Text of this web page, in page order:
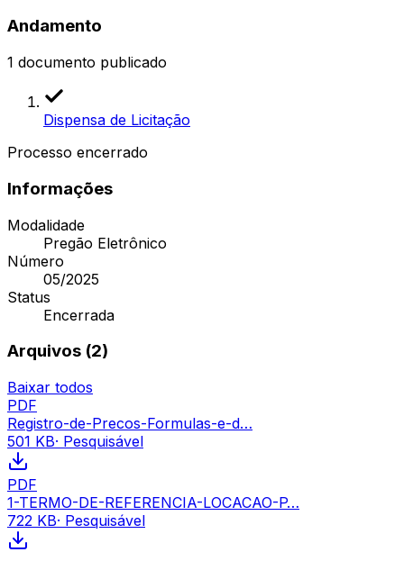
Andamento
1 documento publicado
Dispensa de Licitação
Processo encerrado
Informações
Modalidade
Pregão Eletrônico
Número
05/2025
Status
Encerrada
Arquivos (2)
Baixar todos
PDF
Registro-de-Precos-Formulas-e-d…
501 KB· Pesquisável
PDF
1-TERMO-DE-REFERENCIA-LOCACAO-P…
722 KB· Pesquisável